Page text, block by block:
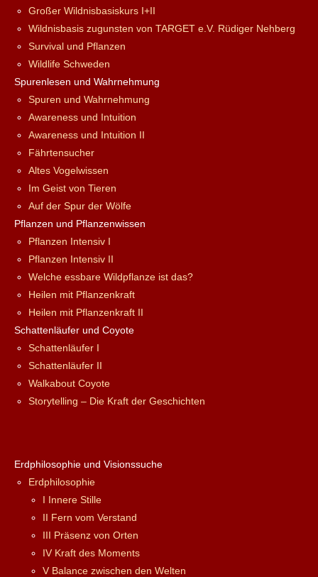
Großer Wildnisbasiskurs I+II
Wildnisbasis zugunsten von TARGET e.V. Rüdiger Nehberg
Survival und Pflanzen
Wildlife Schweden
Spurenlesen und Wahrnehmung
Spuren und Wahrnehmung
Awareness und Intuition
Awareness und Intuition II
Fährtensucher
Altes Vogelwissen
Im Geist von Tieren
Auf der Spur der Wölfe
Pflanzen und Pflanzenwissen
Pflanzen Intensiv I
Pflanzen Intensiv II
Welche essbare Wildpflanze ist das?
Heilen mit Pflanzenkraft
Heilen mit Pflanzenkraft II
Schattenläufer und Coyote
Schattenläufer I
Schattenläufer II
Walkabout Coyote
Storytelling – Die Kraft der Geschichten
Erdphilosophie und Visionssuche
Erdphilosophie
I Innere Stille
II Fern vom Verstand
III Präsenz von Orten
IV Kraft des Moments
V Balance zwischen den Welten